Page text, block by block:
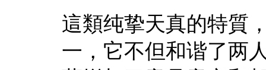
這類纯挚天真的特質
一，它不但和谐了两